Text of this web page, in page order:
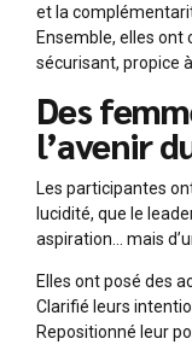
et la
Ensemble, elles
sécurisant, propice
Des
l’avenir
Les participantes
lucidité, que le
aspiration… mais
Elles ont posé des
Clarifié leurs
Repositionné leur